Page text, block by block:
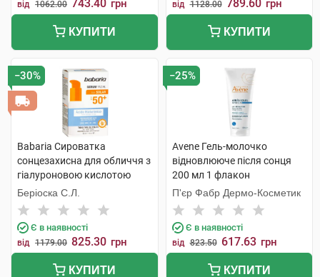
від 1062.00 743.40 грн
КУПИТИ
від 1128.00 789.60 грн
КУПИТИ
−30%
Babaria Сироватка
сонцезахисна для обличчя з
гіалуроновою кислотою
SPF50+ 30 мл 1 флакон
Беріоска С.Л.
Є в наявності
від 1179.00 825.30 грн
КУПИТИ
−25%
Avene Гель-молочко
відновлюючe після сонця
200 мл 1 флакон
П'єр Фабр Дермо-Косметик
Є в наявності
від 823.50 617.63 грн
КУПИТИ